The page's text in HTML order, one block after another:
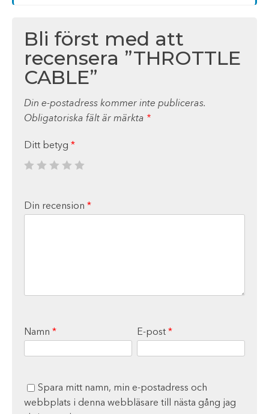
Bli först med att
recensera ”THROTTLE
CABLE”
Din e-postadress kommer inte publiceras.
Obligatoriska fält är märkta *
Ditt betyg *
Din recension *
Namn * E-post *
Spara mitt namn, min e-postadress och
webbplats i denna webbläsare till nästa gång jag